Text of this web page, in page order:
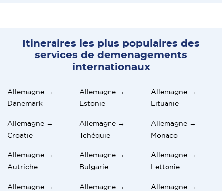
Itineraires les plus populaires des
services de demenagements
internationaux
Allemagne →
Danemark
Allemagne →
Estonie
Allemagne →
Lituanie
Allemagne →
Croatie
Allemagne →
Tchéquie
Allemagne →
Monaco
Allemagne →
Autriche
Allemagne →
Bulgarie
Allemagne →
Lettonie
Allemagne →
Allemagne →
Allemagne →